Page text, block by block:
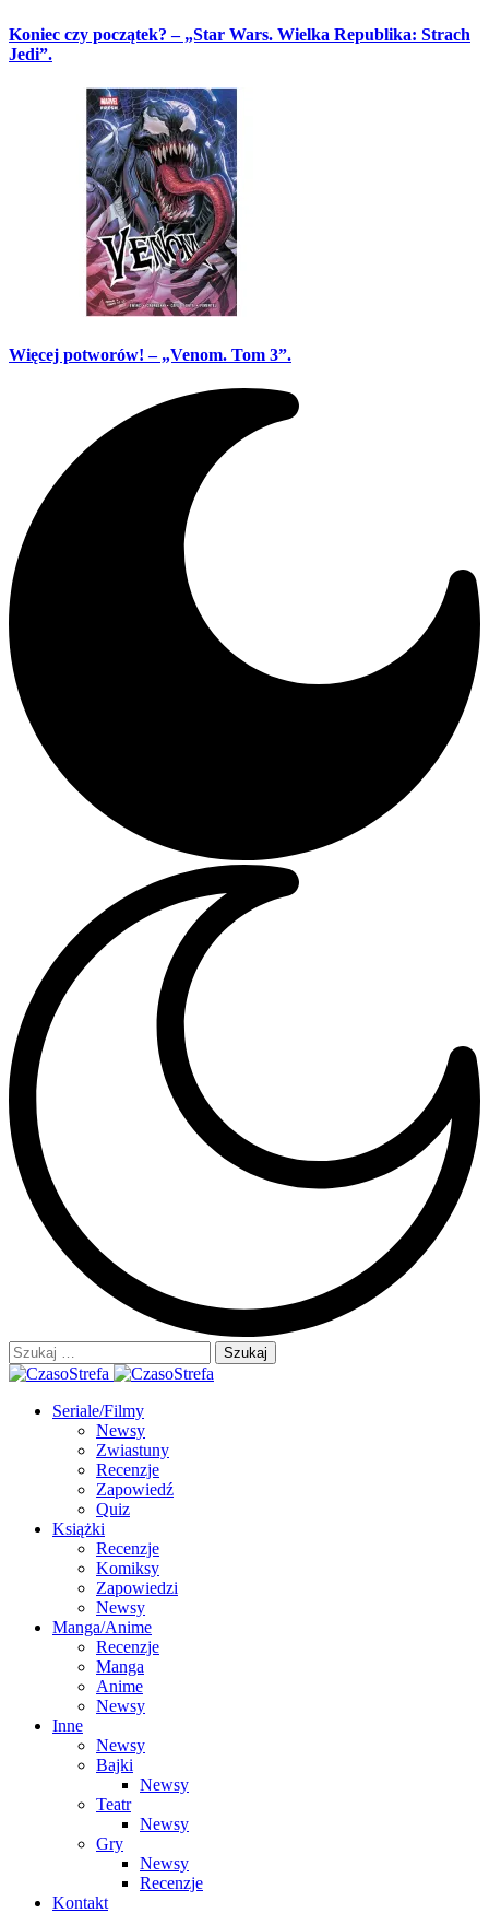
Koniec czy początek? – „Star Wars. Wielka Republika: Strach
Jedi”.
Więcej potworów! – „Venom. Tom 3”.
Szukaj:
Seriale/Filmy
Newsy
Zwiastuny
Recenzje
Zapowiedź
Quiz
Książki
Recenzje
Komiksy
Zapowiedzi
Newsy
Manga/Anime
Recenzje
Manga
Anime
Newsy
Inne
Newsy
Bajki
Newsy
Teatr
Newsy
Gry
Newsy
Recenzje
Kontakt